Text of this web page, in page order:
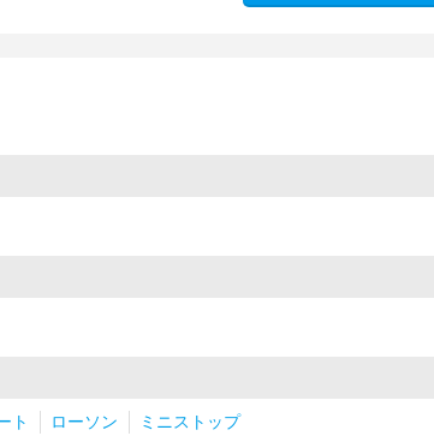
ト ローソン ミニストップ